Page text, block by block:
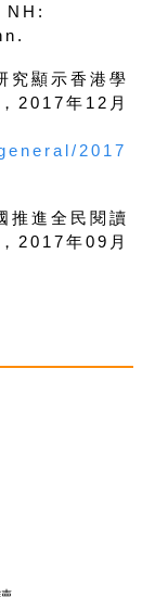
顯示香港學
2017年12月
2017
進全民閱讀
2017年09月